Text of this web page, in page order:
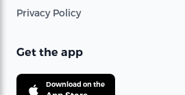
Privacy Policy
Get the app
Download on the